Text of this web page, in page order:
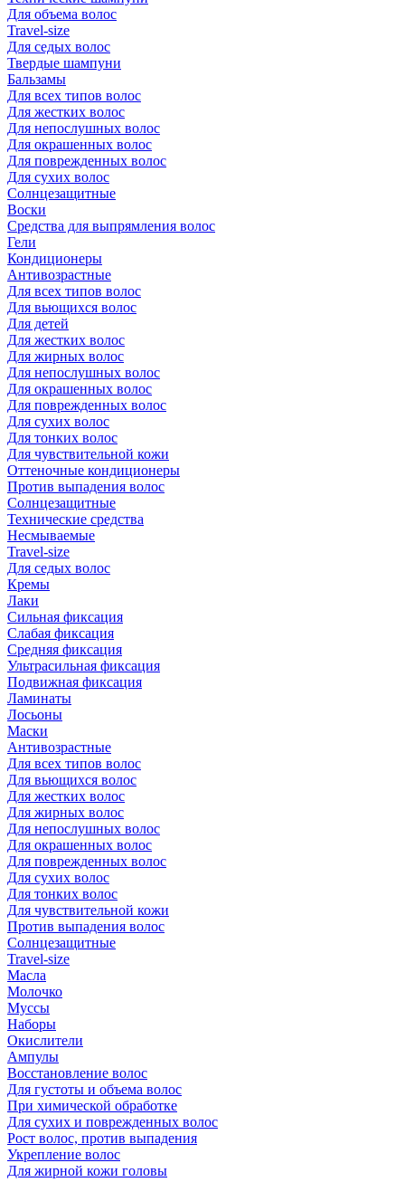
Для объема волос
Travel-size
Для седых волос
Твердые шампуни
Бальзамы
Для всех типов волос
Для жестких волос
Для непослушных волос
Для окрашенных волос
Для поврежденных волос
Для сухих волос
Солнцезащитные
Воски
Средства для выпрямления волос
Гели
Кондиционеры
Антивозрастные
Для всех типов волос
Для вьющихся волос
Для детей
Для жестких волос
Для жирных волос
Для непослушных волос
Для окрашенных волос
Для поврежденных волос
Для сухих волос
Для тонких волос
Для чувствительной кожи
Оттеночные кондиционеры
Против выпадения волос
Солнцезащитные
Технические средства
Несмываемые
Travel-size
Для седых волос
Кремы
Лаки
Сильная фиксация
Слабая фиксация
Средняя фиксация
Ультрасильная фиксация
Подвижная фиксация
Ламинаты
Лосьоны
Маски
Антивозрастные
Для всех типов волос
Для вьющихся волос
Для жестких волос
Для жирных волос
Для непослушных волос
Для окрашенных волос
Для поврежденных волос
Для сухих волос
Для тонких волос
Для чувствительной кожи
Против выпадения волос
Солнцезащитные
Travel-size
Масла
Молочко
Муссы
Наборы
Окислители
Ампулы
Восстановление волос
Для густоты и объема волос
При химической обработке
Для сухих и поврежденных волос
Рост волос, против выпадения
Укрепление волос
Для жирной кожи головы